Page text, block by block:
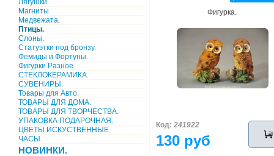
Лягушки.
Магниты.
Медвежата.
Птицы.
Слоны.
Статуэтки под бронзу.
Фемиды и Фортуны.
Фигурки Разное.
СТЕКЛОКЕРАМИКА.
СУВЕНИРЫ.
Товары для Авто.
ТОВАРЫ ДЛЯ ДОМА.
ТОВАРЫ ДЛЯ ТВОРЧЕСТВА.
УПАКОВКА ПОДАРОЧНАЯ.
ЦВЕТЫ ИСКУСТВЕННЫЕ.
ЧАСЫ.
НОВИНКИ.
Фигурка.
Код: 241922
130 руб